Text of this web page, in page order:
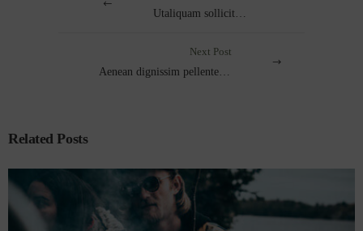
Next Post
Aenean dignissim pellentesque felis.
Related Posts